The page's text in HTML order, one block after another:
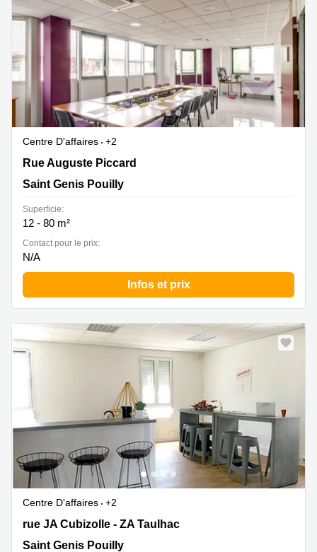
Centre D'affaires
+2
30 rue Auguste Piccard, Technoparc du Pays de Gex,
Rue Auguste Piccard
Saint Genis Pouilly
Superficie:
12 - 80 m²
Contact pour le prix:
N/A
Infos et prix
Centre D'affaires
+2
1 rue JA Cubizolle - ZA Taulhac, Saint Genis Pouilly
rue JA Cubizolle - ZA Taulhac
Saint Genis Pouilly